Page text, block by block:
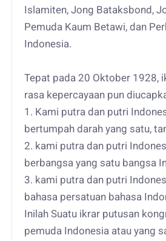
Islamiten, Jong Bataksbond,
Pemuda Kaum Betawi, dan
Indonesia.
Tepat pada 20 Oktober 1928,
rasa kepercayaan pun
1. Kami putra dan putri
bertumpah darah yang satu,
2. kami putra dan putri
berbangsa yang satu bangsa
3. kami putra dan putri
bahasa persatuan bahasa
Inilah Suatu ikrar putusan
pemuda Indonesia atau yang